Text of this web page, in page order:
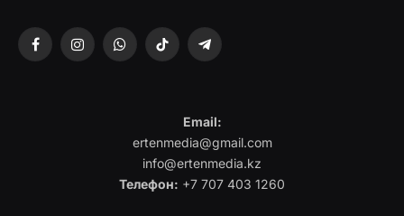
FacebookInstagramWhatsAppTikTok Telegram
Email:
ertenmedia@gmail.com
info@ertenmedia.kz
Телефон: +7 707 403 1260